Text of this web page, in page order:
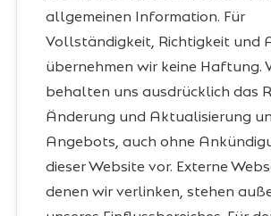
allgemeinen Information. Für
Vollständigkeit, Richtigkeit und
übernehmen wir keine Haftung.
behalten uns ausdrücklich das
Änderung und Aktualisierung
Angebots, auch ohne
dieser Website vor. Externe
denen wir verlinken, stehen